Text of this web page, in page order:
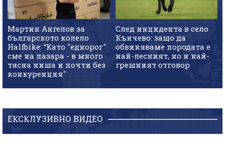
Мартин Ангелов за
българското колело
Halfbike: “Като "еднорог"
сме на пазара - в много
тясна ниша и почти без
конкуренция"
След инцидента в село
Кънчево: защо да
обвиняваме породата е
най-лесният, но и най-
грешният отговор
ЕКСКЛУЗИВНО ВИДЕО